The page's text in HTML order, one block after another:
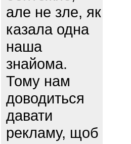
але не зле, як
казала одна
наша
знайома.
Тому нам
доводиться
давати
рекламу, щоб